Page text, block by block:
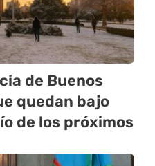
de Buenos
quedan bajo
de los próximos